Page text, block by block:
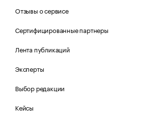
Отзывы о сервисе
Сертифицированные партнеры
Лента публикаций
Эксперты
Выбор редакции
Кейсы